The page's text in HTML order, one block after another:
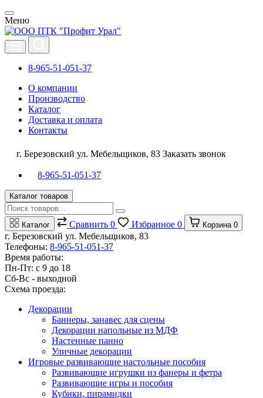
Меню
8-965-51-051-37
О компании
Производство
Каталог
Доставка и оплата
Контакты
г. Березовский ул. Мебельщиков, 83 Заказать звонок
8-965-51-051-37
Каталог товаров
Каталог Сравнить 0 Избранное 0 Корзина 0
г. Березовский ул. Мебельщиков, 83
Телефоны: 8-965-51-051-37
Время работы:
Пн-Пт: с 9 до 18
Сб-Вс - выходной
Схема проезда:
Декорации
Баннеры, занавес для сцены
Декорации напольные из МДФ
Настенные панно
Уличные декорации
Игровые развивающие настольные пособия
Развивающие игрушки из фанеры и фетра
Развивающие игры и пособия
Кубики, пирамидки